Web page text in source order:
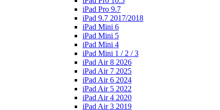
iPad Pro 9.7
iPad 9.7 2017/2018
iPad Mini 6
iPad Mini 5
iPad Mini 4
iPad Mini 1 / 2 / 3
iPad Air 8 2026
iPad Air 7 2025
iPad Air 6 2024
iPad Air 5 2022
iPad Air 4 2020
iPad Air 3 2019